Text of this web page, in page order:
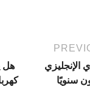
الإنجليزي
£750 مليون سنويًا
هل